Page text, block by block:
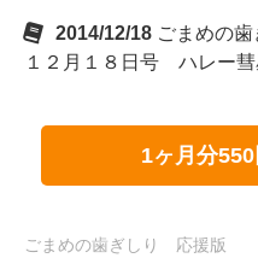
2014/12/18 ごまめの
１２月１８日号 ハレー彗
1ヶ月分
ごまめの歯ぎしり 応援版